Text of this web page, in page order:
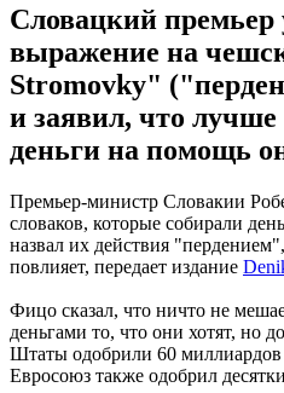
Словацкий премьер
выражение на
Stromovky"
и заявил, что
деньги на помощь
Премьер-министр Словакии
словаков, которые собирали
назвал их действия
повлияет, передает издание
Фицо сказал, что ничто не
деньгами то, что они хотят, но
Штаты одобрили 60
Евросоюз также одобрил